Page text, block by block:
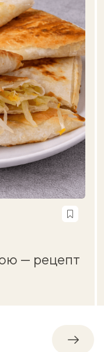
— рецепт